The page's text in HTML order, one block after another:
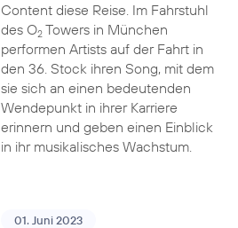
Content diese Reise. Im Fahrstuhl
des O2Towers in München
performen Artists auf der Fahrt in
den 36. Stock ihren Song, mit dem
sie sich an einen bedeutenden
Wendepunkt in ihrer Karriere
erinnern und geben einen Einblick
in ihr musikalisches Wachstum.
01. Juni 2023